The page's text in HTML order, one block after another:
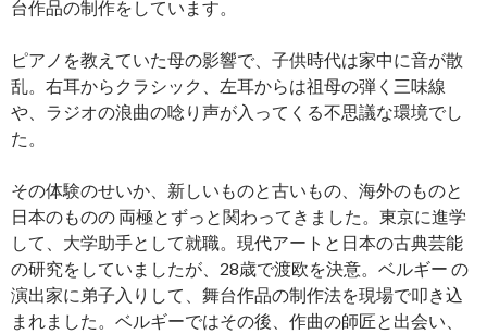
台作品の制作をしています。
ピアノを教えていた母の影響で、子供時代は家中に音が散
乱。右耳からクラシック、左耳からは祖母の弾く三味線
や、ラジオの浪曲の唸り声が入ってくる不思議な環境でし
た。
その体験のせいか、新しいものと古いもの、海外のものと
日本のものの 両極とずっと関わってきました。東京に進学
して、大学助手として就職。現代アートと日本の古典芸能
の研究をしていましたが、28歳で渡欧を決意。ベルギー の
演出家に弟子入りして、舞台作品の制作法を現場で叩き込
まれました。ベルギーではその後、作曲の師匠と出会い、